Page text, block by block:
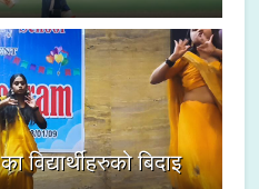
विद्यार्थीहरुको बिदाइ